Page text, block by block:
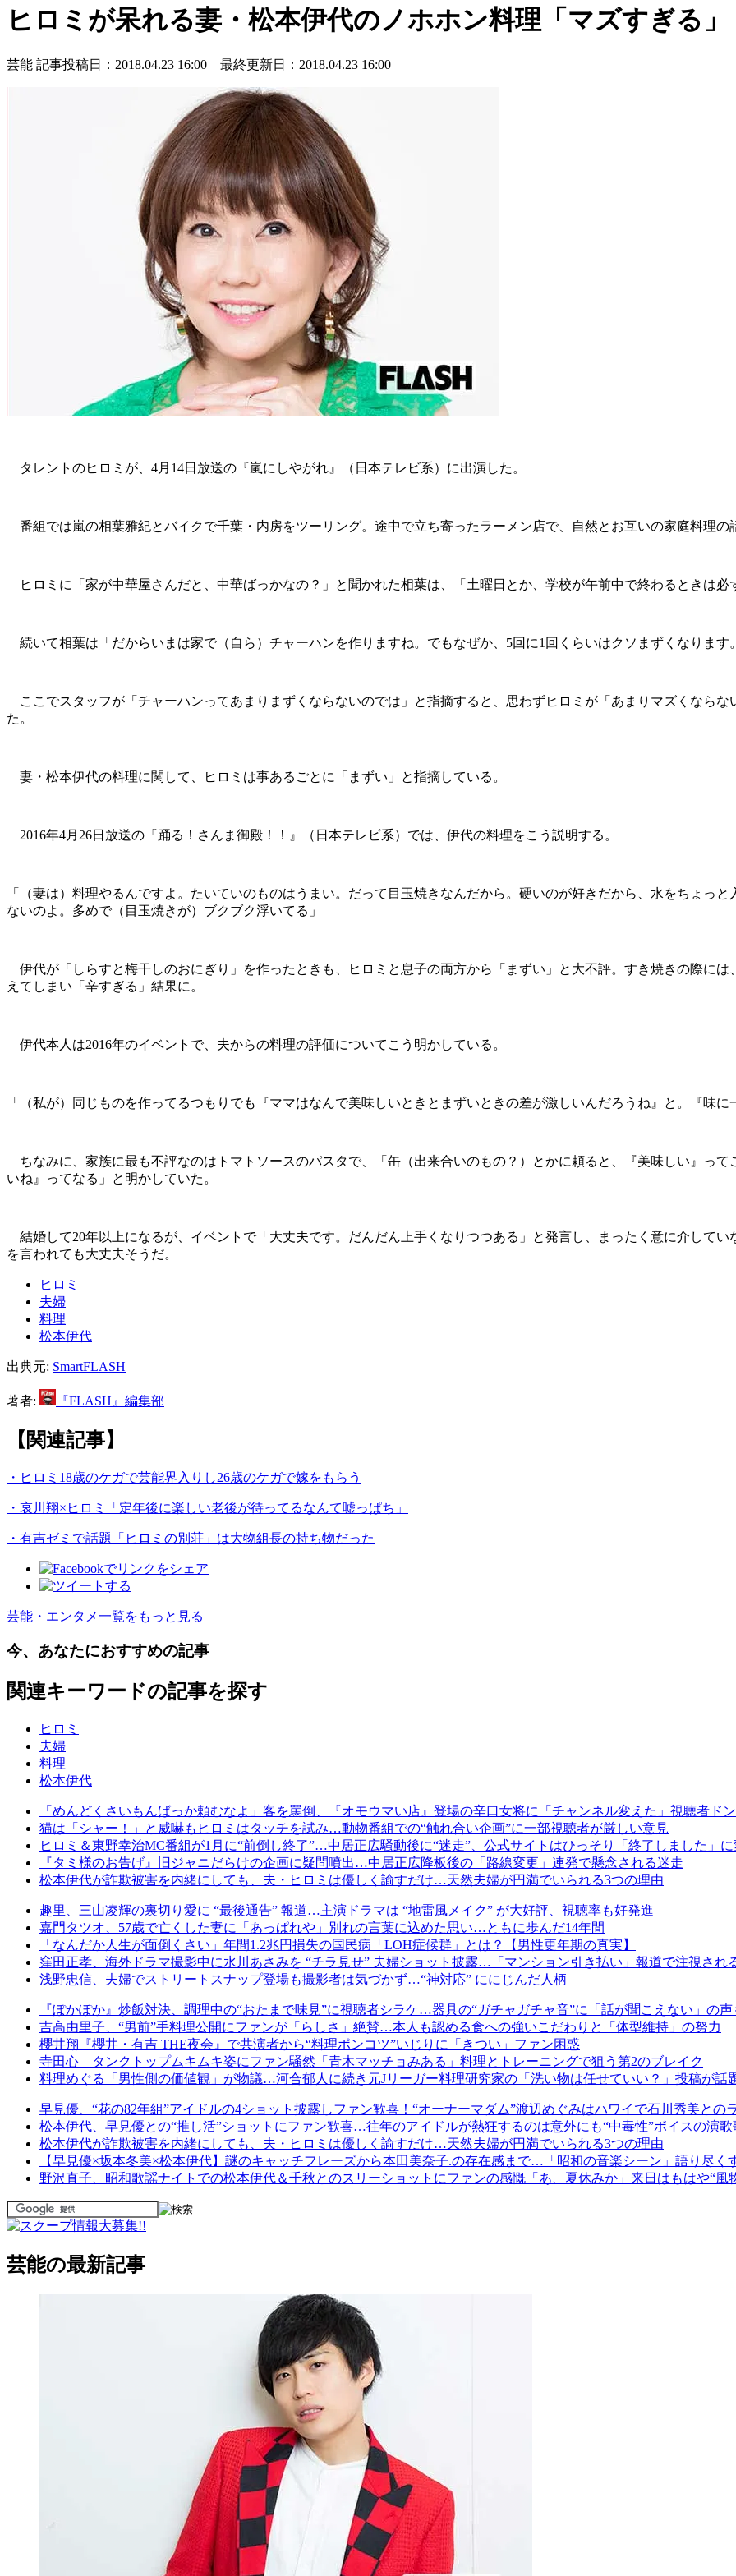
ヒロミが呆れる妻・松本伊代のノホホン料理「マズすぎる」
芸能 記事投稿日：2018.04.23 16:00 最終更新日：2018.04.23 16:00
タレントのヒロミが、4月14日放送の『嵐にしやがれ』（日本テレビ系）に出演した。
番組では嵐の相葉雅紀とバイクで千葉・内房をツーリング。途中で立ち寄ったラーメン店で、自然とお互いの家庭料理の
ヒロミに「家が中華屋さんだと、中華ばっかなの？」と聞かれた相葉は、「土曜日とか、学校が午前中で終わるときは必
続いて相葉は「だからいまは家で（自ら）チャーハンを作りますね。でもなぜか、5回に1回くらいはクソまずくなりま
ここでスタッフが「チャーハンってあまりまずくならないのでは」と指摘すると、思わずヒロミが「あまりマズくなら
た。
妻・松本伊代の料理に関して、ヒロミは事あるごとに「まずい」と指摘している。
2016年4月26日放送の『踊る！さんま御殿！！』（日本テレビ系）では、伊代の料理をこう説明する。
「（妻は）料理やるんですよ。たいていのものはうまい。だって目玉焼きなんだから。硬いのが好きだから、水をちょっ
ないのよ。多めで（目玉焼きが）ブクブク浮いてる」
伊代が「しらすと梅干しのおにぎり」を作ったときも、ヒロミと息子の両方から「まずい」と大不評。すき焼きの際に
えてしまい「辛すぎる」結果に。
伊代本人は2016年のイベントで、夫からの料理の評価についてこう明かしている。
「（私が）同じものを作ってるつもりでも『ママはなんで美味しいときとまずいときの差が激しいんだろうね』と。『味
ちなみに、家族に最も不評なのはトマトソースのパスタで、「缶（出来合いのもの？）とかに頼ると、『美味しい』っ
いね』ってなる」と明かしていた。
結婚して20年以上になるが、イベントで「大丈夫です。だんだん上手くなりつつある」と発言し、まったく意に介して
を言われても大丈夫そうだ。
ヒロミ
夫婦
料理
松本伊代
出典元: SmartFLASH
著者: 『FLASH』編集部
【関連記事】
・ヒロミ18歳のケガで芸能界入りし26歳のケガで嫁をもらう
・哀川翔×ヒロミ「定年後に楽しい老後が待ってるなんて嘘っぱち」
・有吉ゼミで話題「ヒロミの別荘」は大物組長の持ち物だった
芸能・エンタメ一覧をもっと見る
今、あなたにおすすめの記事
関連キーワードの記事を探す
ヒロミ
夫婦
料理
松本伊代
「めんどくさいもんばっか頼むなよ」客を罵倒、『オモウマい店』登場の辛口女将に「チャンネル変えた」視聴者ド
猫は「シャー！」と威嚇もヒロミはタッチを試み…動物番組での“触れ合い企画”に一部視聴者が厳しい意見
ヒロミ＆東野幸治MC番組が1月に“前倒し終了”…中居正広騒動後に“迷走”、公式サイトはひっそり「終了しました」
『タミ様のお告げ』旧ジャニだらけの企画に疑問噴出…中居正広降板後の「路線変更」連発で懸念される迷走
松本伊代が詐欺被害を内緒にしても、夫・ヒロミは優しく諭すだけ…天然夫婦が円満でいられる3つの理由
趣里、三山凌輝の裏切り愛に “最後通告” 報道…主演ドラマは “地雷風メイク” が大好評、視聴率も好発進
嘉門タツオ、57歳で亡くした妻に「あっぱれや」別れの言葉に込めた思い…ともに歩んだ14年間
「なんだか人生が面倒くさい」年間1.2兆円損失の国民病「LOH症候群」とは？【男性更年期の真実】
窪田正孝、海外ドラマ撮影中に水川あさみを “チラ見せ” 夫婦ショット披露…「マンション引き払い」報道で注視され
浅野忠信、夫婦でストリートスナップ登場も撮影者は気づかず…“神対応” ににじんだ人柄
『ぽかぽか』炒飯対決、調理中の“おたまで味見”に視聴者シラケ…器具の“ガチャガチャ音”に「話が聞こえない」の声
吉高由里子、“男前”手料理公開にファンが「らしさ」絶賛…本人も認める食への強いこだわりと「体型維持」の努力
櫻井翔『櫻井・有吉 THE夜会』で共演者から“料理ポンコツ”いじりに「きつい」ファン困惑
寺田心 タンクトップムキムキ姿にファン騒然「青木マッチョみある」料理とトレーニングで狙う第2のブレイク
料理めぐる「男性側の価値観」が物議…河合郁人に続き元Jリーガー料理研究家の「洗い物は任せていい？」投稿が話
早見優、“花の82年組”アイドルの4ショット披露しファン歓喜！“オーナーマダム”渡辺めぐみはハワイで石川秀美との
松本伊代、早見優との“推し活”ショットにファン歓喜…往年のアイドルが熱狂するのは意外にも“中毒性”ボイスの演歌
松本伊代が詐欺被害を内緒にしても、夫・ヒロミは優しく諭すだけ…天然夫婦が円満でいられる3つの理由
【早見優×坂本冬美×松本伊代】謎のキャッチフレーズから本田美奈子.の存在感まで…「昭和の音楽シーン」語り尽く
野沢直子、昭和歌謡ナイトでの松本伊代＆千秋とのスリーショットにファンの感慨「あ、夏休みか」来日はもはや“風
芸能の最新記事